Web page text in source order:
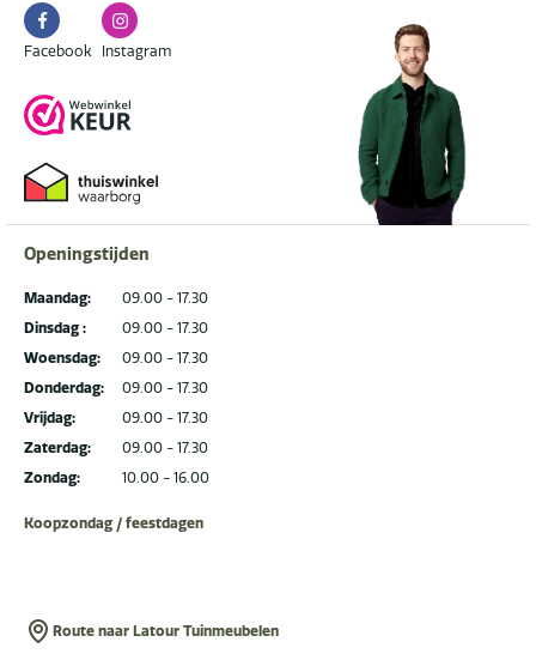
Facebook
Facebook
Instagram
Instagram
Openingstijden
Maandag:
Dinsdag :
Woensdag:
Donderdag:
Vrijdag:
Zaterdag:
Zondag:
09.00 - 17.30
09.00 - 17.30
09.00 - 17.30
09.00 - 17.30
09.00 - 17.30
09.00 - 17.30
10.00 - 16.00
Koopzondag / feestdagen
Route naar Latour Tuinmeubelen